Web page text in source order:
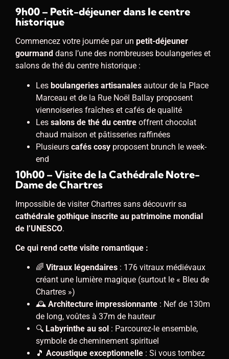
9h00 – Petit-déjeuner dans le centre
historique
Commencez votre journée par un petit-déjeuner
gourmand dans l’une des nombreuses boulangeries et
salons de thé du centre historique :
Les boulangeries artisanales autour de la Place
Marceau et de la Rue Noël Ballay proposent
viennoiseries fraîches et cafés de qualité
Les salons de thé du centre offrent chocolat
chaud maison et pâtisseries raffinées
Plusieurs cafés cosy proposent brunch le week-
end
10h00 – Visite de la Cathédrale Notre-
Dame de Chartres
Impossible de visiter Chartres sans découvrir sa
cathédrale gothique inscrite au patrimoine mondial
de l’UNESCO.
Ce qui rend cette visite romantique :
🌈 Vitraux légendaires : 176 vitraux médiévaux
créant une lumière magique (surtout le « Bleu de
Chartres »)
🕰️ Architecture impressionnante : Nef de 130m
de long, voûtes à 37m de hauteur
🔍 Labyrinthe au sol : Parcourez-le ensemble,
symbole de cheminement spirituel
🎵 Acoustique exceptionnelle : Si vous tombez